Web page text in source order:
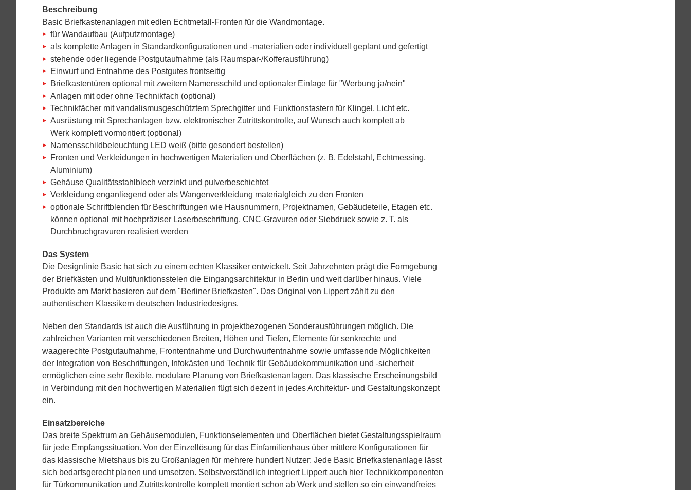
Beschreibung
Basic Briefkastenanlagen mit edlen Echtmetall-Fronten für die Wandmontage.
für Wandaufbau (Aufputzmontage)
als komplette Anlagen in Standardkonfigurationen und -materialien oder individuell geplant und gefertigt
stehende oder liegende Postgutaufnahme (als Raumspar-/Kofferausführung)
Einwurf und Entnahme des Postgutes frontseitig
Briefkastentüren optional mit zweitem Namensschild und optionaler Einlage für "Werbung ja/nein"
Anlagen mit oder ohne Technikfach (optional)
Technikfächer mit vandalismusgeschütztem Sprechgitter und Funktionstastern für Klingel, Licht etc.
Ausrüstung mit Sprechanlagen bzw. elektronischer Zutrittskontrolle, auf Wunsch auch komplett ab
Werk komplett vormontiert (optional)
Namensschildbeleuchtung LED weiß (bitte gesondert bestellen)
Fronten und Verkleidungen in hochwertigen Materialien und Oberflächen (z. B. Edelstahl, Echtmessing,
Aluminium)
Gehäuse Qualitätsstahlblech verzinkt und pulverbeschichtet
Verkleidung enganliegend oder als Wangenverkleidung materialgleich zu den Fronten
optionale Schriftblenden für Beschriftungen wie Hausnummern, Projektnamen, Gebäudeteile, Etagen etc.
können optional mit hochpräziser Laserbeschriftung, CNC-Gravuren oder Siebdruck sowie z. T. als
Durchbruchgravuren realisiert werden
Das System
Die Designlinie Basic hat sich zu einem echten Klassiker entwickelt. Seit Jahrzehnten prägt die Formgebung
der Briefkästen und Multifunktionsstelen die Eingangsarchitektur in Berlin und weit darüber hinaus. Viele
Produkte am Markt basieren auf dem "Berliner Briefkasten". Das Original von Lippert zählt zu den
authentischen Klassikern deutschen Industriedesigns.
Neben den Standards ist auch die Ausführung in projektbezogenen Sonderausführungen möglich. Die
zahlreichen Varianten mit verschiedenen Breiten, Höhen und Tiefen, Elemente für senkrechte und
waagerechte Postgutaufnahme, Frontentnahme und Durchwurfentnahme sowie umfassende Möglichkeiten
der Integration von Beschriftungen, Infokästen und Technik für Gebäudekommunikation und -sicherheit
ermöglichen eine sehr flexible, modulare Planung von Briefkastenanlagen. Das klassische Erscheinungsbild
in Verbindung mit den hochwertigen Materialien fügt sich dezent in jedes Architektur- und Gestaltungskonzept
ein.
Einsatzbereiche
Das breite Spektrum an Gehäusemodulen, Funktionselementen und Oberflächen bietet Gestaltungsspielraum
für jede Empfangssituation. Von der Einzellösung für das Einfamilienhaus über mittlere Konfigurationen für
das klassische Mietshaus bis zu Großanlagen für mehrere hundert Nutzer: Jede Basic Briefkastenanlage lässt
sich bedarfsgerecht planen und umsetzen. Selbstverständlich integriert Lippert auch hier Technikkomponenten
für Türkommunikation und Zutrittskontrolle komplett montiert schon ab Werk und stellen so ein einwandfreies